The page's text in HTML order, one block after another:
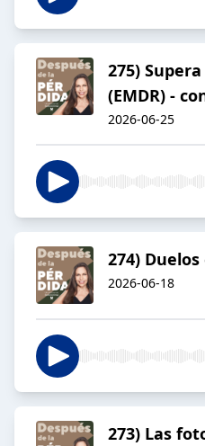
275)
(EMDR) -
2026-06-25
274)
2026-06-18
273) Las